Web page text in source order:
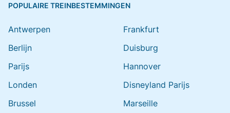
POPULAIRE TREINBESTEMMINGEN
Antwerpen
Berlijn
Parijs
Londen
Brussel
Frankfurt
Duisburg
Hannover
Disneyland Parijs
Marseille